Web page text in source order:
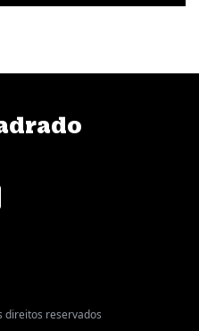
direitos reservados